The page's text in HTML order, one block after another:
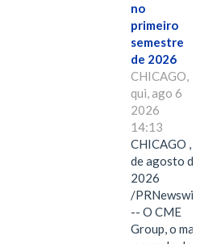
no
primeiro
semestre
de 2026
CHICAGO,
qui, ago 6
2026
14:13
CHICAGO , 6
de agosto de
2026
/PRNewswire/
-- O CME
Group, o maior